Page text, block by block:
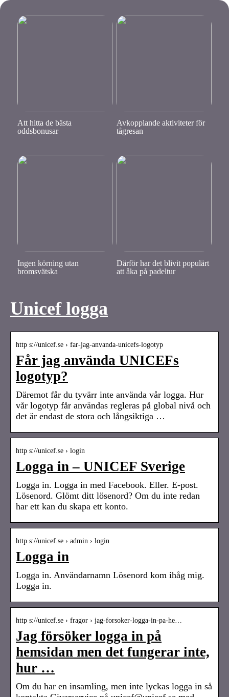
Att hitta de bästa
oddsbonusar
Avkopplande aktiviteter för
tågresan
Ingen körning utan
bromsvätska
Därför har det blivit populärt
att åka på padeltur
Unicef logga
http s://unicef.se › far-jag-anvanda-unicefs-logotyp
Får jag använda UNICEFs
logotyp?
Däremot får du tyvärr inte använda vår logga. Hur
vår logotyp får användas regleras på global nivå och
det är endast de stora och långsiktiga …
http s://unicef.se › login
Logga in – UNICEF Sverige
Logga in. Logga in med Facebook. Eller. E-post.
Lösenord. Glömt ditt lösenord? Om du inte redan
har ett kan du skapa ett konto.
http s://unicef.se › admin › login
Logga in
Logga in. Användarnamn Lösenord kom ihåg mig.
Logga in.
http s://unicef.se › fragor › jag-forsoker-logga-in-pa-he…
Jag försöker logga in på
hemsidan men det fungerar inte,
hur …
Om du har en insamling, men inte lyckas logga in så